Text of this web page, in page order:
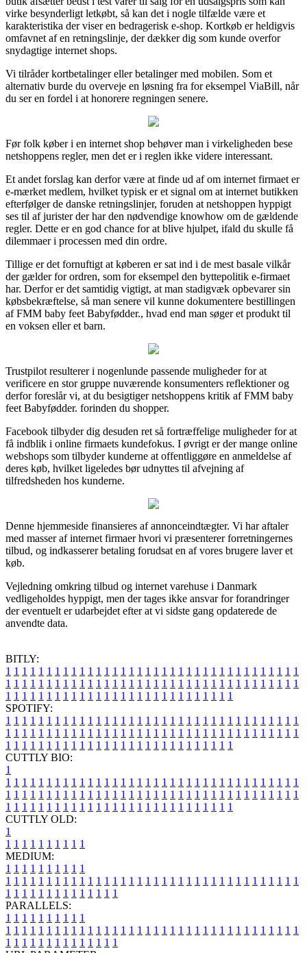
virke besynderligt letkøbt, så kan det i nogle tilfælde være et
karakteristika der viser en bedragerisk e-shop. Kortkøb er heldigvis
omfavnet af en retningslinje, der dækker dig som kunde overfor
snydagtige internet shops.
Vi tilråder kortbetalinger eller betalinger med mobilen. Som et
alternativ burde du overveje en løsning fra for eksempel ViaBill, når
du ser en fordel i at honorere regningen senere.
Før folk køber i en internet shop behøver man i virkeligheden bese
netshoppens regler, men det er i reglen ikke videre interessant.
Et andet forslag kan derfor være at finde ud af om internet firmaet er
e-mærket medlem, hvilket typisk er et signal om at internet butikken
efterfølger de danske retningslinjer, foruden at netshoppen hyppigt
ses til af jurister der har den nødvendige knowhow om de gældende
regler. Dette er en god chance for at blive hjulpet, ifald du skulle få
dilemmaer i processen med din ordre.
Tillige er det fornuftigt at køberen er sat ind i de mest basale vilkår
der gælder for ordren, som for eksempel den byttepolitik e-firmaet
har. Derfor er det samtidig vigtigt, at man stadigvæk opbevarer sin
købsbekræftelse, så man senere vil kunne dokumentere bestillingen
af FMM baby feet Babyfødder., hvad end man søger et produkt til
en voksen eller et barn.
Trustpilot resulterer i nogenlunde passende muligheder for at
verificere en stor gruppe nuværende konsumenters reflektioner og
derfor foreslår vi, at du besigtiger netshoppens kritik af FMM baby
feet Babyfødder. forinden du shopper.
Facebook tilbyder dig desuden ret så fortræffelige muligheder for at
få indblik i online firmaets kundefokus. I øvrigt er der mange online
webshops som tilbyder kunderne at offentliggøre en anmeldelse af
deres køb, hvilket ligeledes bør udnyttes til afvejning af
tilfredsheden hos kunderne.
Denne hjemmeside finansieres af annonceindtægter. Vi har aftaler
med masser af internet firmaer hvori vi præsenterer forretningernes
tilbud, og indkasserer betaling forudsat en af vores brugere laver et
køb.
Vejledning omkring tilbud og internet varehuse i Danmark
vedligeholdes hyppigt, men der tages ikke ansvar for forandringer
der eventuelt er udarbejdet efter at vi sidste gang opdaterede de
anvendte data.
BITLY:
1 1 1 1 1 1 1 1 1 1 1 1 1 1 1 1 1 1 1 1 1 1 1 1 1 1 1 1 1 1 1 1 1 1 1 1
1 1 1 1 1 1 1 1 1 1 1 1 1 1 1 1 1 1 1 1 1 1 1 1 1 1 1 1 1 1 1 1 1 1 1 1
1 1 1 1 1 1 1 1 1 1 1 1 1 1 1 1 1 1 1 1 1 1 1 1 1 1 1 1
SPOTIFY:
1 1 1 1 1 1 1 1 1 1 1 1 1 1 1 1 1 1 1 1 1 1 1 1 1 1 1 1 1 1 1 1 1 1 1 1
1 1 1 1 1 1 1 1 1 1 1 1 1 1 1 1 1 1 1 1 1 1 1 1 1 1 1 1 1 1 1 1 1 1 1 1
1 1 1 1 1 1 1 1 1 1 1 1 1 1 1 1 1 1 1 1 1 1 1 1 1 1 1 1
CUTTLY BIO:
1
1 1 1 1 1 1 1 1 1 1 1 1 1 1 1 1 1 1 1 1 1 1 1 1 1 1 1 1 1 1 1 1 1 1 1 1
1 1 1 1 1 1 1 1 1 1 1 1 1 1 1 1 1 1 1 1 1 1 1 1 1 1 1 1 1 1 1 1 1 1 1 1
1 1 1 1 1 1 1 1 1 1 1 1 1 1 1 1 1 1 1 1 1 1 1 1 1 1 1 1
CUTTLY OLD:
1
1 1 1 1 1 1 1 1 1 1
MEDIUM:
1 1 1 1 1 1 1 1 1 1
1 1 1 1 1 1 1 1 1 1 1 1 1 1 1 1 1 1 1 1 1 1 1 1 1 1 1 1 1 1 1 1 1 1 1 1
1 1 1 1 1 1 1 1 1 1 1 1 1 1
PARALLELS:
1 1 1 1 1 1 1 1 1 1
1 1 1 1 1 1 1 1 1 1 1 1 1 1 1 1 1 1 1 1 1 1 1 1 1 1 1 1 1 1 1 1 1 1 1 1
1 1 1 1 1 1 1 1 1 1 1 1 1 1